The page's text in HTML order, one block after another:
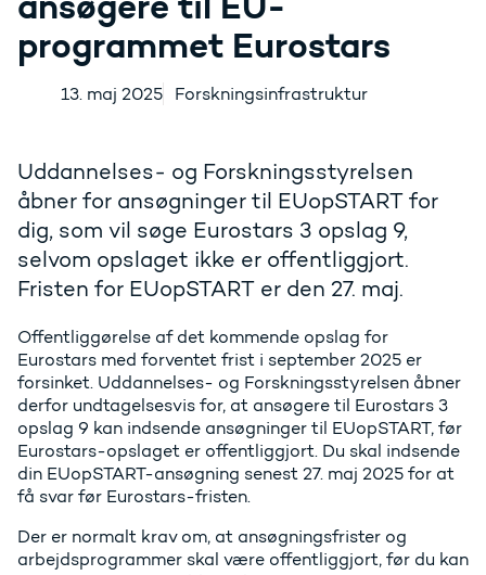
programmet Eurostars
13. maj 2025 Forskningsinfrastruktur
Uddannelses- og Forskningsstyrelsen
åbner for ansøgninger til EUopSTART for
dig, som vil søge Eurostars 3 opslag 9,
selvom opslaget ikke er offentliggjort.
Fristen for EUopSTART er den 27. maj.
Offentliggørelse af det kommende opslag for
Eurostars med forventet frist i september 2025 er
forsinket. Uddannelses- og Forskningsstyrelsen åbner
derfor undtagelsesvis for, at ansøgere til Eurostars 3
opslag 9 kan indsende ansøgninger til EUopSTART, før
Eurostars-opslaget er offentliggjort. Du skal indsende
din EUopSTART-ansøgning senest 27. maj 2025 for at
få svar før Eurostars-fristen.
Der er normalt krav om, at ansøgningsfrister og
arbejdsprogrammer skal være offentliggjort, før du kan